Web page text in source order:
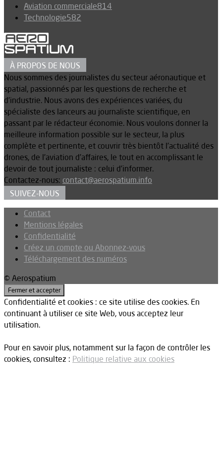
Aviation commerciale814
Technologie582
À PROPOS DE NOUS
Nous sommes des journalistes du secteur aéronautique et
spatial, passionnés par les questions de recherche et
d’industrie. Nous avons des expériences variées, du
spécialiste des lanceurs au journaliste scientifique, en
passant par le rédacteur économie. Nous voulons donner la
meilleure information possible sur le secteur, la plus
complète et pertinente, et couvrir très bientôt l’actualité des
drones, de l’aviation d’affaires, le tout en accomplissant le
devoir de tout journaliste : celui d’informer.
Contactez-nous: contact@aerospatium.info
SUIVEZ-NOUS
Contact
Mentions légales
Confidentialité
Créez un compte ou Abonnez-vous
Téléchargement des numéros
© Aerospatium
Confidentialité et cookies : ce site utilise des cookies. En
continuant à utiliser ce site Web, vous acceptez leur
utilisation.
Pour en savoir plus, notamment sur la façon de contrôler les
cookies, consultez : Politique relative aux cookies